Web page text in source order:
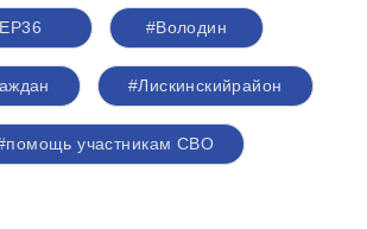
#Володин
#Лискинскийрайон
участникам СВО